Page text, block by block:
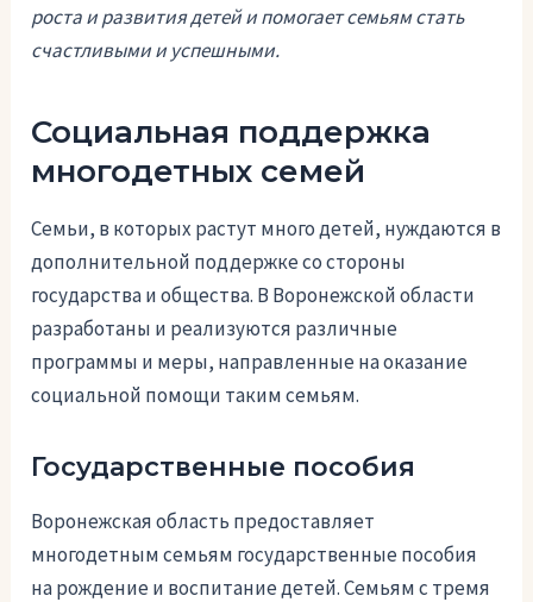
роста и развития детей и помогает семьям стать
счастливыми и успешными.
Социальная поддержка
многодетных семей
Семьи, в которых растут много детей, нуждаются в
дополнительной поддержке со стороны
государства и общества. В Воронежской области
разработаны и реализуются различные
программы и меры, направленные на оказание
социальной помощи таким семьям.
Государственные пособия
Воронежская область предоставляет
многодетным семьям государственные пособия
на рождение и воспитание детей. Семьям с тремя